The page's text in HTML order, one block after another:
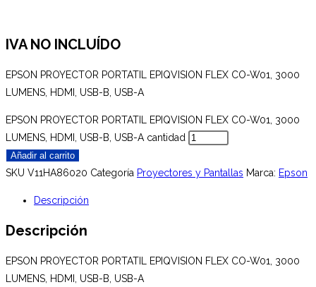
IVA NO INCLUÍDO
EPSON PROYECTOR PORTATIL EPIQVISION FLEX CO-W01, 3000
LUMENS, HDMI, USB-B, USB-A
EPSON PROYECTOR PORTATIL EPIQVISION FLEX CO-W01, 3000
LUMENS, HDMI, USB-B, USB-A cantidad
Añadir al carrito
SKU V11HA86020 Categoría Proyectores y Pantallas Marca: Epson
Descripción
Descripción
EPSON PROYECTOR PORTATIL EPIQVISION FLEX CO-W01, 3000
LUMENS, HDMI, USB-B, USB-A